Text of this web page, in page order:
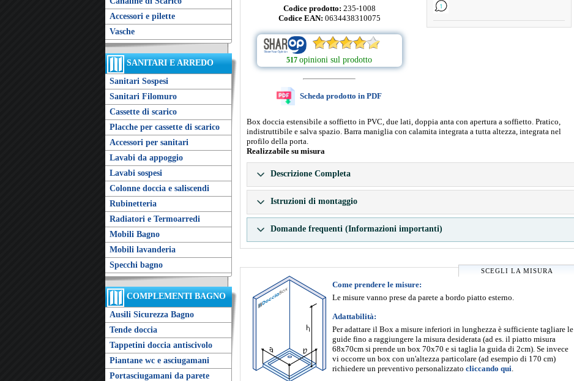
Accessori e pilette
Vasche
SANITARI E ARREDO
Sanitari Sospesi
Sanitari Filomuro
Cassette di scarico
Placche per cassette di scarico
Accessori per sanitari
Lavabi da appoggio
Lavabi sospesi
Colonne doccia e saliscendi
Rubinetteria
Radiatori e Termoarredi
Mobili Bagno
Mobili lavanderia
Specchi bagno
COMPLEMENTI BAGNO
Ausili Sicurezza Bagno
Tende doccia
Tappetini doccia antiscivolo
Piantane wc e asciugamani
Portasciugamani da parete
Codice prodotto: 235-1008
Codice EAN: 0634438310075
517 opinioni sul prodotto
Scheda prodotto in PDF
Box doccia estensibile a soffietto in PVC, due lati, doppia anta con apertura a soffietto. Pratico,
indistruttibile e salva spazio. Barra maniglia con calamita integrata a tutta altezza, integrata nel
profilo della porta.
Realizzabile su misura
Descrizione Completa
Istruzioni di montaggio
Domande frequenti (Informazioni importanti)
SCEGLI LA MISURA
Come prendere le misure:
Le misure vanno prese da parete a bordo piatto esterno.
Adattabilità:
Per adattare il Box a misure inferiori in lunghezza è sufficiente tagliare le
guide fino a raggiungere la misura desiderata (ad es. il piatto misura
68x70cm si prende un box 70x70 e si taglia la guida di 2cm). Se invece
vi occorre un box con un'altezza particolare (ad esempio di 170 cm)
richiedere un preventivo personalizzato cliccando qui